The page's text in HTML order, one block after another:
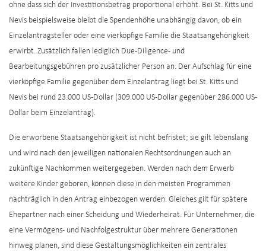
ohne dass sich der Investitionsbetrag proportional erhöht. Bei St. Kitts und
Nevis beispielsweise bleibt die Spendenhöhe unabhängig davon, ob ein
Einzelantragsteller oder eine vierköpfige Familie die Staatsangehörigkeit
erwirbt. Zusätzlich fallen lediglich Due-Diligence- und
Bearbeitungsgebühren pro zusätzlicher Person an. Der Aufschlag für eine
vierköpfige Familie gegenüber dem Einzelantrag liegt bei St. Kitts und
Nevis bei rund 23.000 US-Dollar (309.000 US-Dollar gegenüber 286.000 US-
Dollar beim Einzelantrag).
Die erworbene Staatsangehörigkeit ist nicht befristet; sie gilt lebenslang
und wird nach den jeweiligen nationalen Rechtsordnungen auch an
zukünftige Nachkommen weitergegeben. Werden nach dem Erwerb
weitere Kinder geboren, können diese in den meisten Programmen
nachträglich in den Antrag einbezogen werden. Gleiches gilt für spätere
Ehepartner nach einer Scheidung und Wiederheirat. Für Unternehmer, die
eine Vermögens- und Nachfolgestruktur über mehrere Generationen
hinweg planen, sind diese Gestaltungsmöglichkeiten ein zentrales